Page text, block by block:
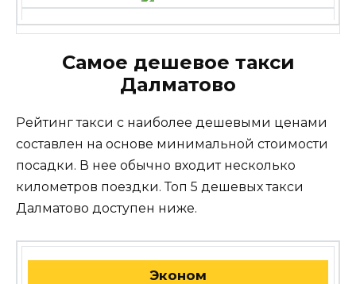
Самое дешевое такси
Далматово
Рейтинг такси с наиболее дешевыми ценами
составлен на основе минимальной стоимости
посадки. В нее обычно входит несколько
километров поездки. Топ 5 дешевых такси
Далматово доступен ниже.
Эконом